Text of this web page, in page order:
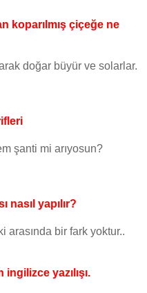
koparılmış çiçeğe ne
doğar büyür ve solarlar.
şanti mi arıyosun?
nasıl yapılır?
arasında bir fark yoktur..
yazılışı.